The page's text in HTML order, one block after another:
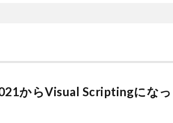
からVisual Scriptingになっ